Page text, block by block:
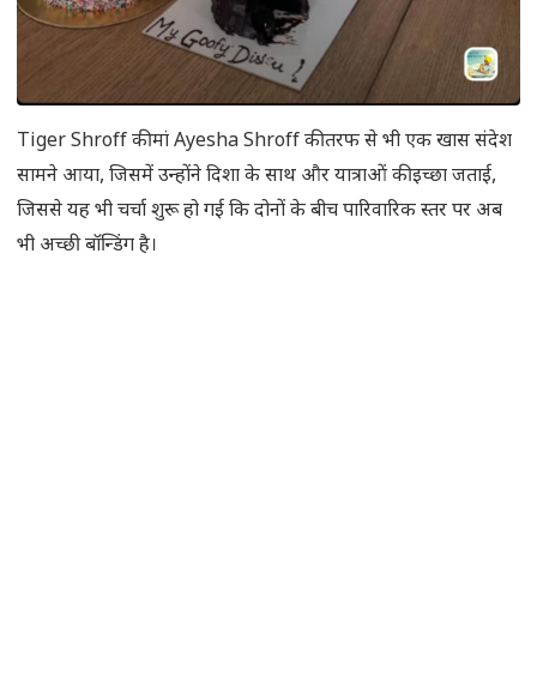
Tiger Shroff की मां Ayesha Shroff की तरफ से भी एक खास संदेश
सामने आया, जिसमें उन्होंने दिशा के साथ और यात्राओं की इच्छा जताई,
जिससे यह भी चर्चा शुरू हो गई कि दोनों के बीच पारिवारिक स्तर पर अब
भी अच्छी बॉन्डिंग है।